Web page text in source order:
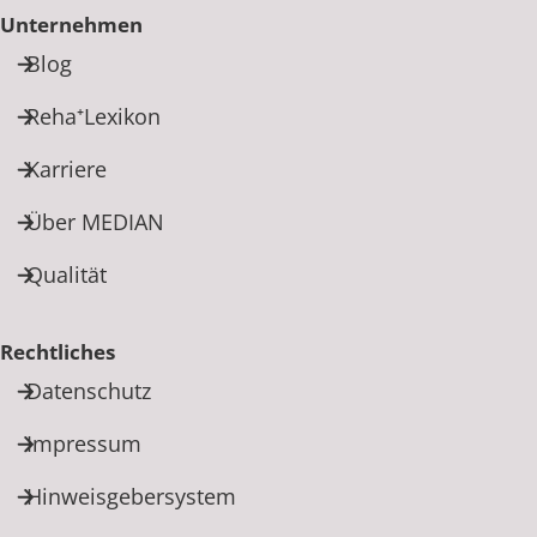
Unternehmen
Blog
Reha⁺Lexikon
Karriere
Über MEDIAN
Qualität
Rechtliches
Datenschutz
Impressum
Hinweisgebersystem